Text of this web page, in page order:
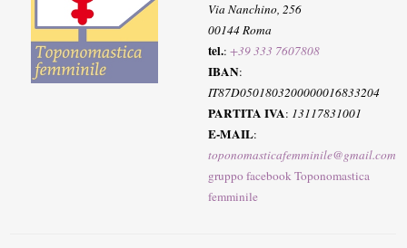
Via Nanchino, 256
00144 Roma
tel.:+39 333 7607808
IBAN:
IT87D0501803200000016833204
PARTITA IVA: 13117831001
E-MAIL:
toponomasticafemminile@gmail.com
gruppo facebook Toponomastica
femminile